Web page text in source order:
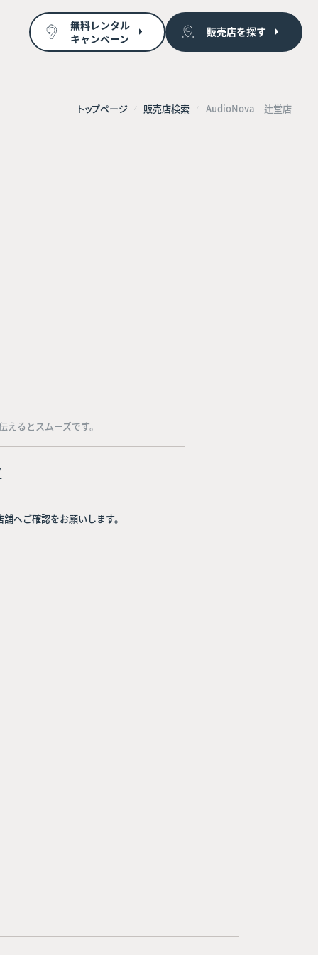
無料レンタル
キャンペーン
販売店を探す
トップページ 販売店検索 AudioNova 辻堂店
るとスムーズです。
へご確認をお願いします。